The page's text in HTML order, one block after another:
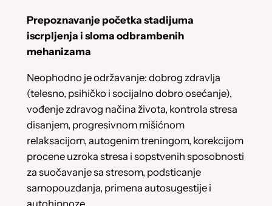
Prepoznavanje početka stadijuma
iscrpljenja i sloma odbrambenih
mehanizama
Neophodno je održavanje: dobrog zdravlja
(telesno, psihičko i socijalno dobro osećanje),
vođenje zdravog načina života, kontrola stresa
disanjem, progresivnom mišićnom
relaksacijom, autogenim treningom, korekcijom
procene uzroka stresa i sopstvenih sposobnosti
za suočavanje sa stresom, podsticanje
samopouzdanja, primena autosugestije i
autohipnoze.